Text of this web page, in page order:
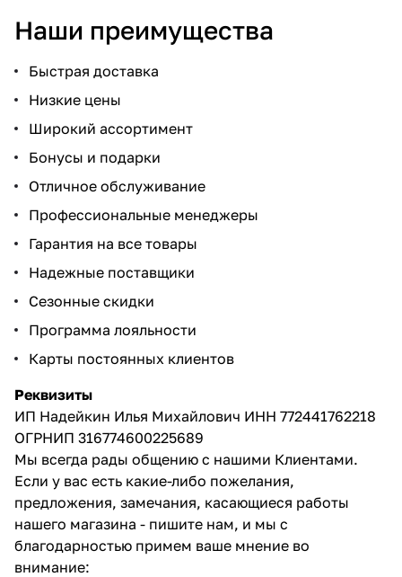
Наши преимущества
Быстрая доставка
Низкие цены
Широкий ассортимент
Бонусы и подарки
Отличное обслуживание
Профессиональные менеджеры
Гарантия на все товары
Надежные поставщики
Сезонные скидки
Программа лояльности
Карты постоянных клиентов
Реквизиты
ИП Надейкин Илья Михайлович ИНН 772441762218
ОГРНИП 316774600225689
Мы всегда рады общению с нашими Клиентами.
Если у вас есть какие-либо пожелания,
предложения, замечания, касающиеся работы
нашего магазина - пишите нам, и мы с
благодарностью примем ваше мнение во
внимание: